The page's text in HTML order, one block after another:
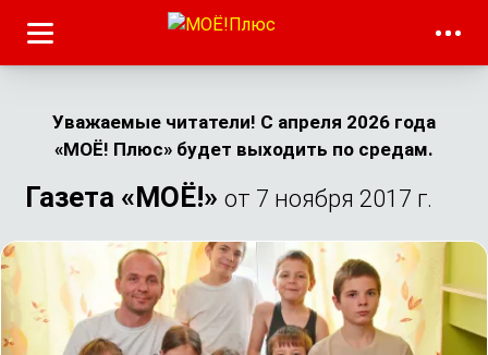
Уважаемые читатели! С апреля 2026 года
«МОЁ! Плюс» будет выходить по средам.
Газета «МОЁ!»от 7 ноября 2017 г.